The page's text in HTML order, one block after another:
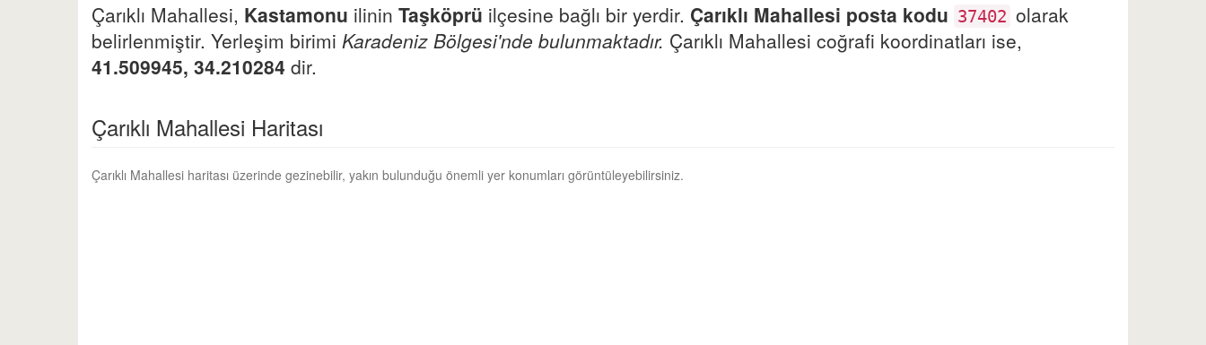
Çarıklı Mahallesi, Kastamonu ilinin Taşköprü ilçesine bağlı bir yerdir. Çarıklı Mahallesi posta kodu 37402 olarak
belirlenmiştir. Yerleşim birimi Karadeniz Bölgesi'nde bulunmaktadır. Çarıklı Mahallesi coğrafi koordinatları ise,
41.509945, 34.210284 dir.
Çarıklı Mahallesi Haritası
Çarıklı Mahallesi haritası üzerinde gezinebilir, yakın bulunduğu önemli yer konumları görüntüleyebilirsiniz.